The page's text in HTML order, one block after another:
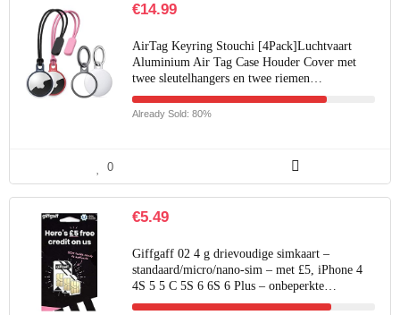
€14.99
AirTag Keyring Stouchi [4Pack]Luchtvaart
Aluminium Air Tag Case Houder Cover met
twee sleutelhangers en twee riemen…
Already Sold: 80%
0
€5.49
Giffgaff 02 4 g drievoudige simkaart –
standaard/micro/nano-sim – met £5, iPhone 4
4S 5 5 C 5S 6 6S 6 Plus – onbeperkte…